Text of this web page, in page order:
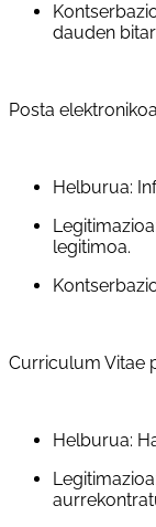
dauden
Posta
Helburua:
legitimoa.
Curriculum Vitae
Helburua: